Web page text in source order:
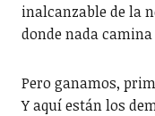
inalcanzable de la
donde nada
Pero ganamos,
Y aquí están los